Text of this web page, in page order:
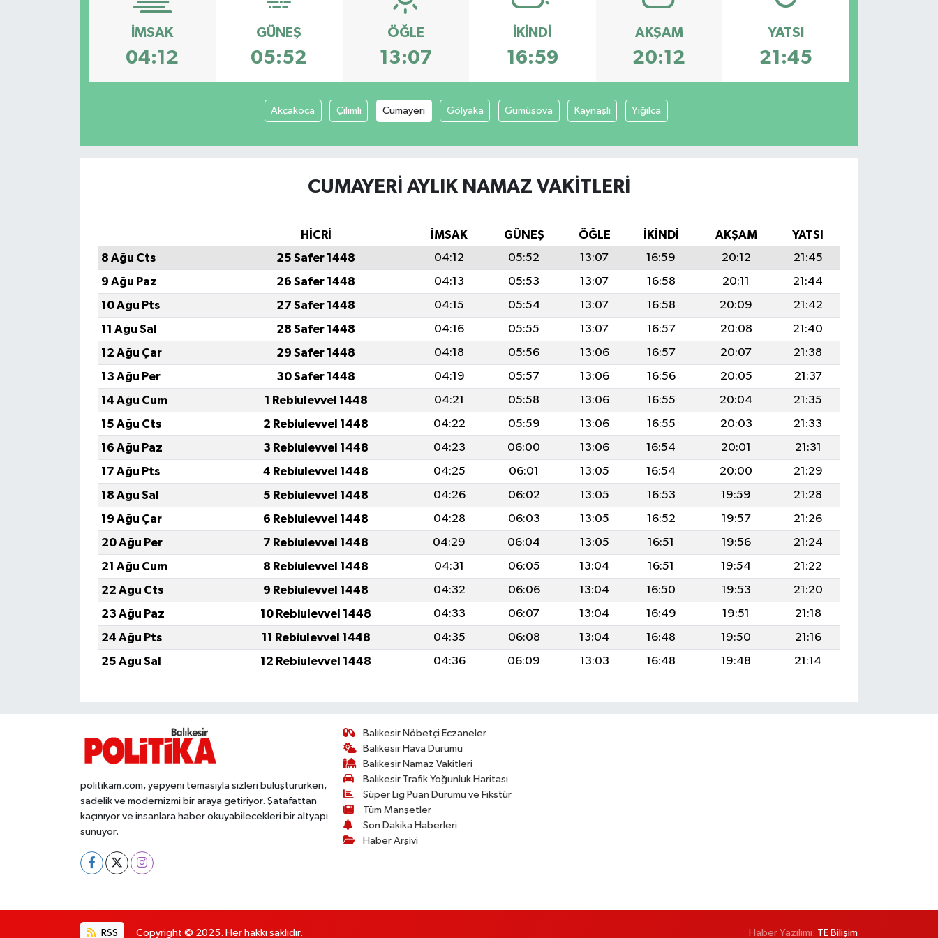
İMSAK
04:12
GÜNEŞ
05:52
ÖĞLE
13:07
İKINDI
16:59
AKŞAM
20:12
YATSI
21:45
Akçakoca Çilimli Cumayeri Gölyaka Gümüşova Kaynaşlı Yığılca
CUMAYERI AYLIK NAMAZ VAKITLERI
HİCRİ İMSAK GÜNEŞ ÖĞLE İKINDI AKŞAM
YATSI
8 Ağu Cts
25 Safer 1448 04:12 05:52 13:07 16:59 20:12
21:45
9 Ağu Paz
26 Safer 1448 04:13 05:53 13:07 16:58 20:11
21:44
10 Ağu Pts
27 Safer 1448 04:15 05:54 13:07 16:58 20:09
21:42
11 Ağu Sal
28 Safer 1448 04:16 05:55 13:07 16:57 20:08
21:40
12 Ağu Çar
29 Safer 1448 04:18 05:56 13:06 16:57 20:07
21:38
13 Ağu Per
30 Safer 1448 04:19 05:57 13:06 16:56 20:05
21:37
14 Ağu Cum
1 Rebiulevvel 1448 04:21 05:58 13:06 16:55 20:04
21:35
15 Ağu Cts
2 Rebiulevvel 1448 04:22 05:59 13:06 16:55 20:03
21:33
16 Ağu Paz
3 Rebiulevvel 1448 04:23 06:00 13:06 16:54 20:01
21:31
17 Ağu Pts
4 Rebiulevvel 1448 04:25 06:01 13:05 16:54 20:00
21:29
18 Ağu Sal
5 Rebiulevvel 1448 04:26 06:02 13:05 16:53 19:59
21:28
19 Ağu Çar
6 Rebiulevvel 1448 04:28 06:03 13:05 16:52 19:57
21:26
20 Ağu Per
7 Rebiulevvel 1448 04:29 06:04 13:05 16:51 19:56
21:24
21 Ağu Cum
8 Rebiulevvel 1448 04:31 06:05 13:04 16:51 19:54
21:22
22 Ağu Cts
9 Rebiulevvel 1448 04:32 06:06 13:04 16:50 19:53
21:20
23 Ağu Paz
10 Rebiulevvel 1448 04:33 06:07 13:04 16:49 19:51
21:18
24 Ağu Pts
11 Rebiulevvel 1448 04:35 06:08 13:04 16:48 19:50
21:16
25 Ağu Sal
12 Rebiulevvel 1448 04:36 06:09 13:03 16:48 19:48 21:14
politikam.com, yepyeni temasıyla sizleri buluştururken,
sadelik ve modernizmi bir araya getiriyor. Şatafattan
kaçınıyor ve insanlara haber okuyabilecekleri bir altyapı
sunuyor.
Balıkesir Nöbetçi Eczaneler
Balıkesir Hava Durumu
Balıkesir Namaz Vakitleri
Balıkesir Trafik Yoğunluk Haritası
Süper Lig Puan Durumu ve Fikstür
Tüm Manşetler
Son Dakika Haberleri
Haber Arşivi
RSS Copyright © 2025. Her hakkı saklıdır. Haber Yazılımı: TE Bilişim
KENT GÜNDEMİ
KÜLTÜR-SANAT
Resmi İlanlar
Savaştepe
SİYASET